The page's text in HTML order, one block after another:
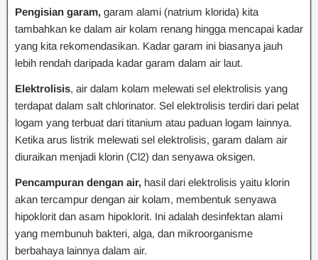
Pengisian garam, garam alami (natrium klorida) kita
tambahkan ke dalam air kolam renang hingga mencapai kadar
yang kita rekomendasikan. Kadar garam ini biasanya jauh
lebih rendah daripada kadar garam dalam air laut.
Elektrolisis, air dalam kolam melewati sel elektrolisis yang
terdapat dalam salt chlorinator. Sel elektrolisis terdiri dari pelat
logam yang terbuat dari titanium atau paduan logam lainnya.
Ketika arus listrik melewati sel elektrolisis, garam dalam air
diuraikan menjadi klorin (Cl2) dan senyawa oksigen.
Pencampuran dengan air, hasil dari elektrolisis yaitu klorin
akan tercampur dengan air kolam, membentuk senyawa
hipoklorit dan asam hipoklorit. Ini adalah desinfektan alami
yang membunuh bakteri, alga, dan mikroorganisme
berbahaya lainnya dalam air.